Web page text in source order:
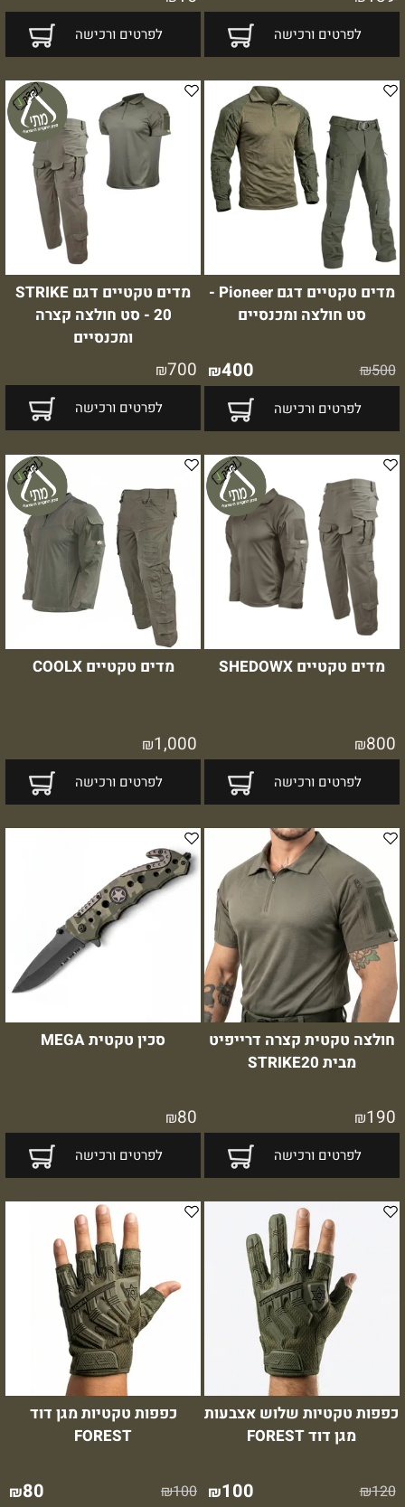
לפרטים ורכישה לפרטים ורכישה
מדים טקטיים דגם Pioneer -
סט חולצה ומכנסיים
₪500
₪400
לפרטים ורכישה
מדים טקטיים דגם STRIKE
20 - סט חולצה קצרה
ומכנסיים
₪700
לפרטים ורכישה
מדים טקטיים SHEDOWX
₪800
לפרטים ורכישה
מדים טקטיים COOLX
₪1,000
לפרטים ורכישה
חולצה טקטית קצרה דרייפיט
מבית STRIKE20
₪190
לפרטים ורכישה
סכין טקטית MEGA
₪80
לפרטים ורכישה
כפפות טקטיות שלוש אצבעות
מגן דוד FOREST
₪120
₪100
כפפות טקטיות מגן דוד
FOREST
₪100
₪80